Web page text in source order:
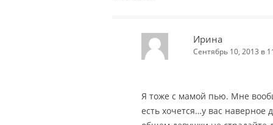
Ирина
Сентябрь 10, 2013 в
Я тоже с мамой пью. Мне
есть хочется…у вас наверное